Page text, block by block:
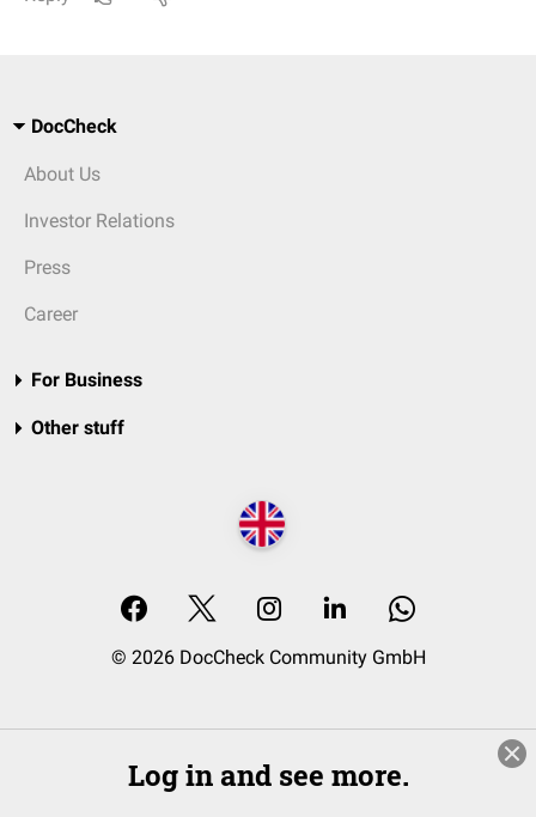
DocCheck
About Us
Investor Relations
Press
Career
For Business
Other stuff
© 2026 DocCheck Community GmbH
Log in and see more.